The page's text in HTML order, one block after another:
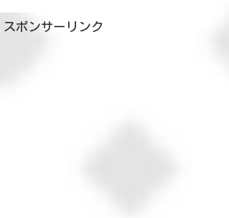
たら秒でケガ...
スポンサーリンク